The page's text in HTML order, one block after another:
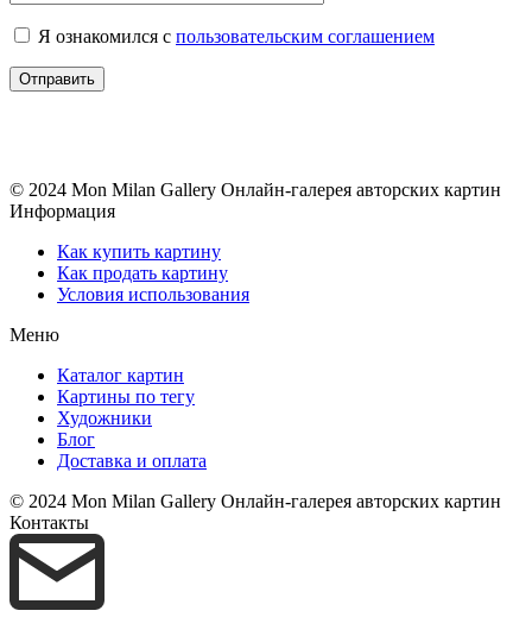
Я ознакомился с пользовательским соглашением
© 2024 Mon Milan Gallery Онлайн-галерея авторских картин
Информация
Как купить картину
Как продать картину
Условия использования
Меню
Каталог картин
Картины по тегу
Художники
Блог
Доставка и оплата
© 2024 Mon Milan Gallery Онлайн-галерея авторских картин
Контакты